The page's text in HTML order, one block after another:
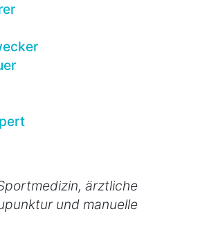
ärztliche
und manuelle